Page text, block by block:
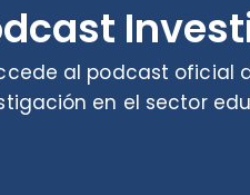
al podcast oficial
en el sector